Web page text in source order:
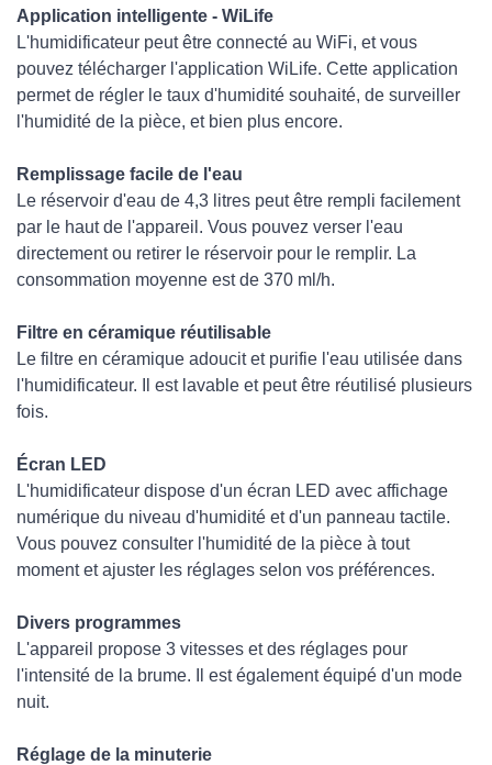
Application intelligente - WiLife
L'humidificateur peut être connecté au WiFi, et vous
pouvez télécharger l'application WiLife. Cette application
permet de régler le taux d'humidité souhaité, de surveiller
l'humidité de la pièce, et bien plus encore.
Remplissage facile de l'eau
Le réservoir d'eau de 4,3 litres peut être rempli facilement
par le haut de l'appareil. Vous pouvez verser l'eau
directement ou retirer le réservoir pour le remplir. La
consommation moyenne est de 370 ml/h.
Filtre en céramique réutilisable
Le filtre en céramique adoucit et purifie l'eau utilisée dans
l'humidificateur. Il est lavable et peut être réutilisé plusieurs
fois.
Écran LED
L'humidificateur dispose d'un écran LED avec affichage
numérique du niveau d'humidité et d'un panneau tactile.
Vous pouvez consulter l'humidité de la pièce à tout
moment et ajuster les réglages selon vos préférences.
Divers programmes
L'appareil propose 3 vitesses et des réglages pour
l'intensité de la brume. Il est également équipé d'un mode
nuit.
Réglage de la minuterie